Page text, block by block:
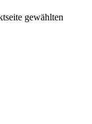
gewählten